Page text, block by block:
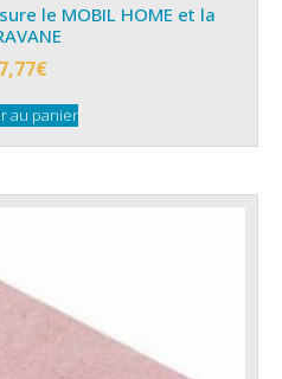
le MOBIL HOME et la
€
au panier